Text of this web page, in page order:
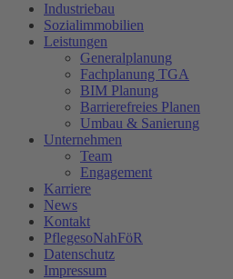
Industriebau
Sozialimmobilien
Leistungen
Generalplanung
Fachplanung TGA
BIM Planung
Barrierefreies Planen
Umbau & Sanierung
Unternehmen
Team
Engagement
Karriere
News
Kontakt
PflegesoNahFöR
Datenschutz
Impressum